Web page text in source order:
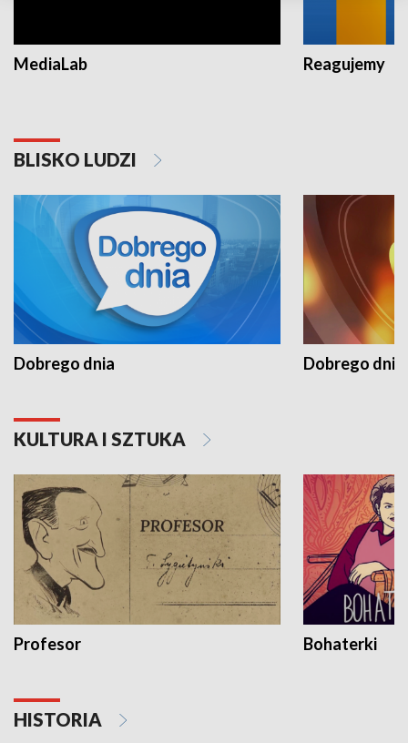
MediaLab Reagujemy
BLISKO LUDZI
Dobrego dnia Dobrego dnia
KULTURA I SZTUKA
Profesor Bohaterki
HISTORIA